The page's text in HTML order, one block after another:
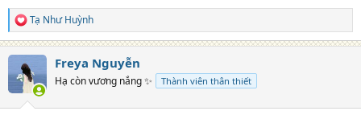
R
e
t
Tạ Như Huỳnh
Freya Nguyễn
Hạ còn vương nắng ✨ Thành viên thân thiết